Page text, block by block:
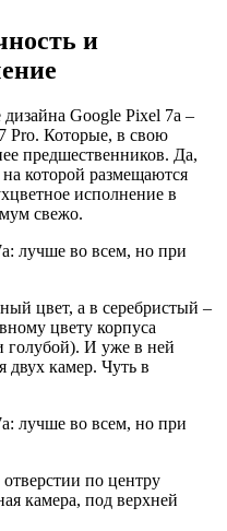
и
Google Pixel 7a –
Pro. Которые, в свою
предшественников. Да,
которой размещаются
исполнение в
свежо.
цвет, а в серебристый –
цвету корпуса
голубой). И уже в ней
двух камер. Чуть в
по центру
камера, под верхней